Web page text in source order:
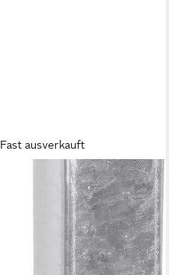
Fast ausverkauft
Doppelstabmattenzaun
»Zaunerhöhung, Erhard«,
Höhe: 60 bzw. 80 cm, für
Pfostenbreite 40 mm
UVP 59,99 €